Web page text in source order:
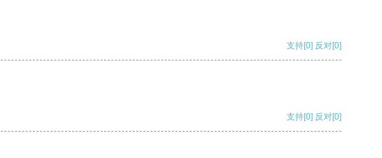
支持[0] 反对[0]
支持[0] 反对[0]